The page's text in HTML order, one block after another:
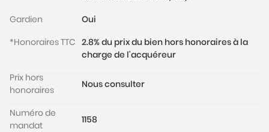
Gardien
Oui
*Honoraires TTC 2.8% du prix du bien hors honoraires à la
charge de l'acquéreur
Prix hors
honoraires
Nous consulter
Numéro de
mandat
1158